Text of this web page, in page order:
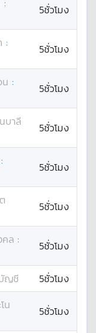
:
5ชั่วโมง
:
5ชั่วโมง
น :
5ชั่วโมง
บาลี
5ชั่วโมง
:
5ชั่วโมง
5ชั่วโมง
ล :
5ชั่วโมง
ญชี
5ชั่วโมง
น
5ชั่วโมง